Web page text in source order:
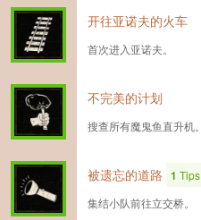
开往亚诺夫的火车
首次进入亚诺夫。
不完美的计划
搜查所有魔鬼鱼直升机。
被遗忘的道路 1 Tips
集结小队前往立交桥。